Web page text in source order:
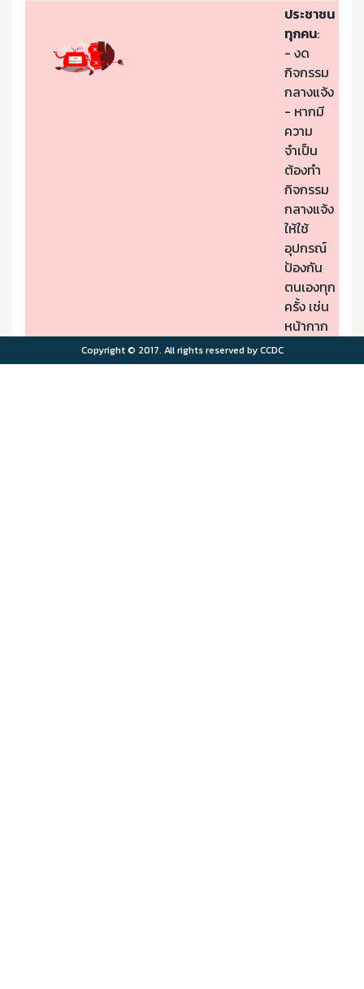
ประชาชน
ทุกคน:
- งด
กิจกรรม
กลางแจ้ง
- หากมี
ความ
จำเป็น
ต้องทำ
กิจกรรม
กลางแจ้ง
ให้ใช้
อุปกรณ์
ป้องกัน
ตนเองทุก
ครั้ง เช่น
หน้ากาก
PM2.5
Copyright © 2017. All rights reserved by CCDC